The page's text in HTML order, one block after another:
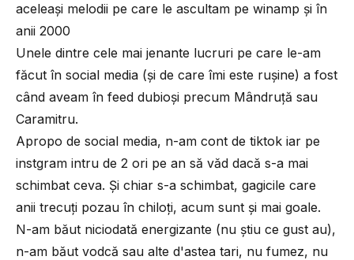
aceleași melodii pe care le ascultam pe winamp și în
anii 2000
Unele dintre cele mai jenante lucruri pe care le-am
făcut în social media (și de care îmi este rușine) a fost
când aveam în feed dubioși precum Mândruță sau
Caramitru.
Apropo de social media, n-am cont de tiktok iar pe
instgram intru de 2 ori pe an să văd dacă s-a mai
schimbat ceva. Și chiar s-a schimbat, gagicile care
anii trecuți pozau în chiloți, acum sunt și mai goale.
N-am băut niciodată energizante (nu știu ce gust au),
n-am băut vodcă sau alte d'astea tari, nu fumez, nu